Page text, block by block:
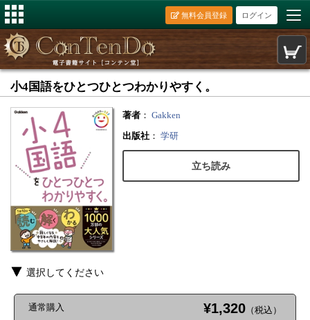
ログイン
無料会員登録
小4国語をひとつひとつわかりやすく。
著者 ： Gakken
出版社 ： 学研
立ち読み
選択してください
通常購入 ¥1,320 （税込）